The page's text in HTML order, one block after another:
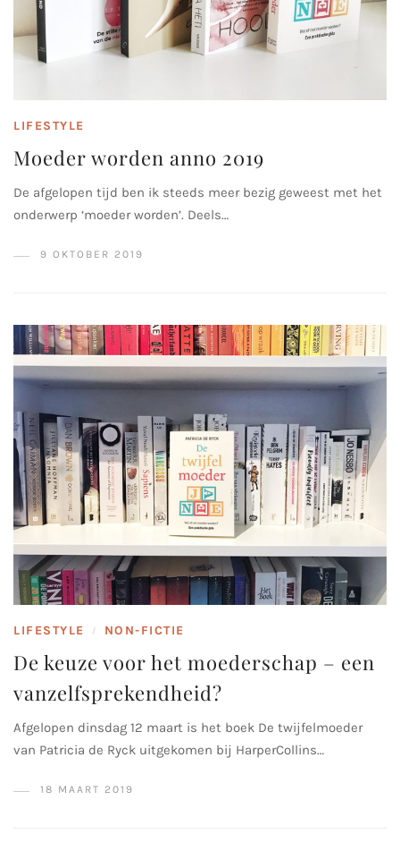
LIFESTYLE
Moeder worden anno 2019
De afgelopen tijd ben ik steeds meer bezig geweest met het
onderwerp ‘moeder worden’. Deels…
9 OKTOBER 2019
LIFESTYLE / NON-FICTIE
De keuze voor het moederschap – een
vanzelfsprekendheid?
Afgelopen dinsdag 12 maart is het boek De twijfelmoeder
van Patricia de Ryck uitgekomen bij HarperCollins…
18 MAART 2019